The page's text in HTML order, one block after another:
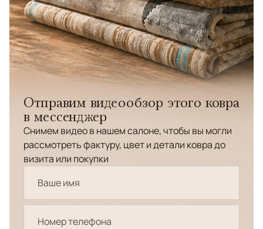
Отправим видеообзор этого ковра
в мессенджер
Снимем видео в нашем салоне, чтобы вы могли
рассмотреть фактуру, цвет и детали ковра до
визита или покупки